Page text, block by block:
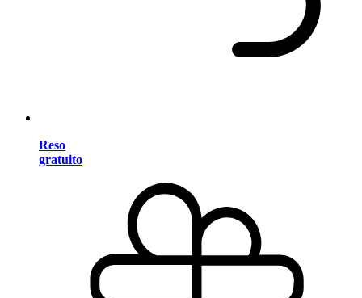
Reso
gratuito